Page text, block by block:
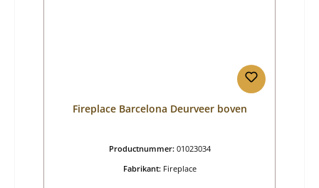
Fireplace Barcelona Deurveer boven
Productnummer: 01023034
Fabrikant: Fireplace